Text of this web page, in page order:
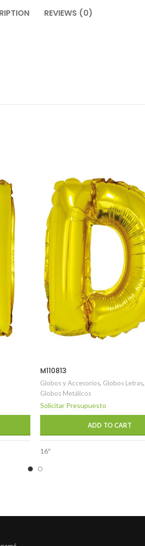
REVIEWS (0)
M110813
Globos y Accesorios, Globos Letras,
Globos Metálicos
Solicitar Presupuesto
ADD TO CART
16″